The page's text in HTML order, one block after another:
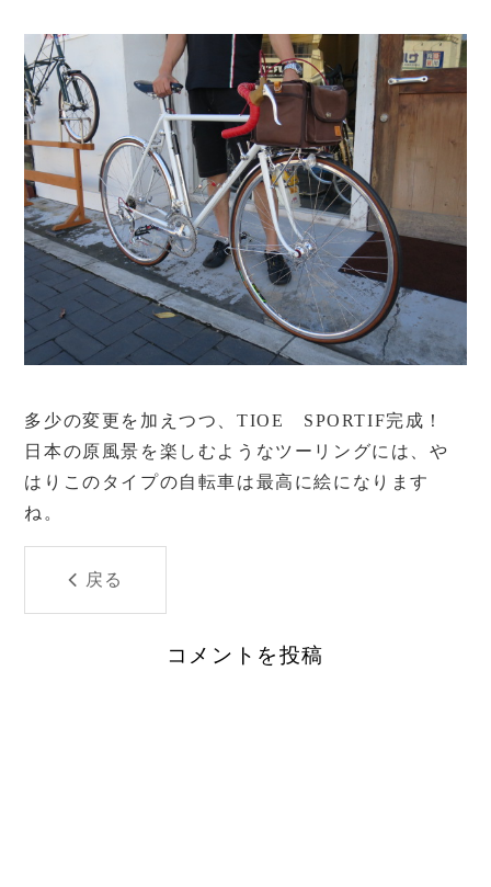
多少の変更を加えつつ、TIOE SPORTIF完成！
日本の原風景を楽しむようなツーリングには、や
はりこのタイプの自転車は最高に絵になります
ね。
戻る
コメントを投稿